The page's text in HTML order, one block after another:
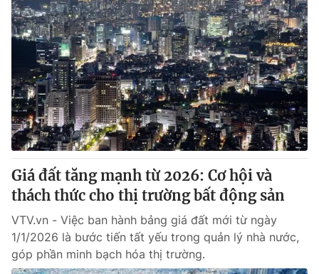
® Cấm sao chép dưới mọi hình thức nếu không có sự chấp
thuận bằng văn bản. Ghi rõ nguồn VTV.vn khi phát hành lại
thông tin từ website này.
Giá đất tăng mạnh từ 2026: Cơ hội và
thách thức cho thị trường bất động sản
VTV.vn - Việc ban hành bảng giá đất mới từ ngày
1/1/2026 là bước tiến tất yếu trong quản lý nhà nước,
góp phần minh bạch hóa thị trường.